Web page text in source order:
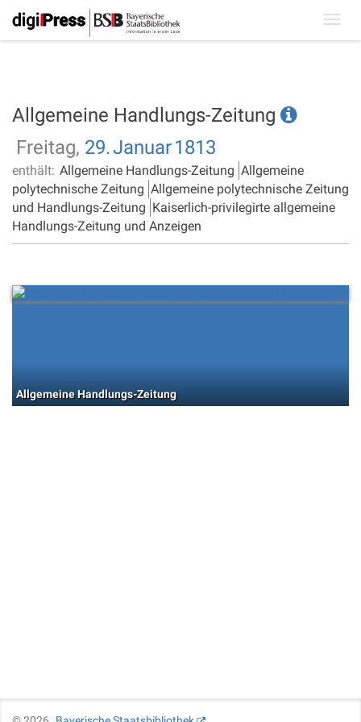
Allgemeine Handlungs-Zeitung
Freitag, 29.Januar1813
enthält: Allgemeine Handlungs-Zeitung Allgemeine
polytechnische Zeitung Allgemeine polytechnische Zeitung
und Handlungs-Zeitung Kaiserlich-privilegirte allgemeine
Handlungs-Zeitung und Anzeigen
Allgemeine Handlungs-Zeitung